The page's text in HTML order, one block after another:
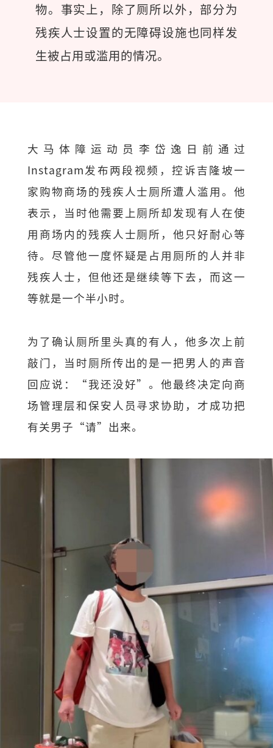
物。事实上，除了厕所以外，部分为
残疾人士设置的无障碍设施也同样发
生被占用或滥用的情况。
大马体障运动员李岱逸日前通过
Instagram发布两段视频，控诉吉隆坡一
家购物商场的残疾人士厕所遭人滥用。他
表示，当时他需要上厕所却发现有人在使
用商场内的残疾人士厕所，他只好耐心等
待。尽管他一度怀疑是占用厕所的人并非
残疾人士，但他还是继续等下去，而这一
等就是一个半小时。
为了确认厕所里头真的有人，他多次上前
敲门，当时厕所传出的是一把男人的声音
回应说：“我还没好”。他最终决定向商
场管理层和保安人员寻求协助，才成功把
有关男子“请”出来。